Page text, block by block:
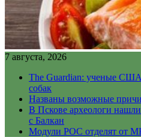
7 августа, 2026
The Guardian: ученые США
собак
Названы возможные
В Пскове археологи
с Балкан
Модули РОС отделят от